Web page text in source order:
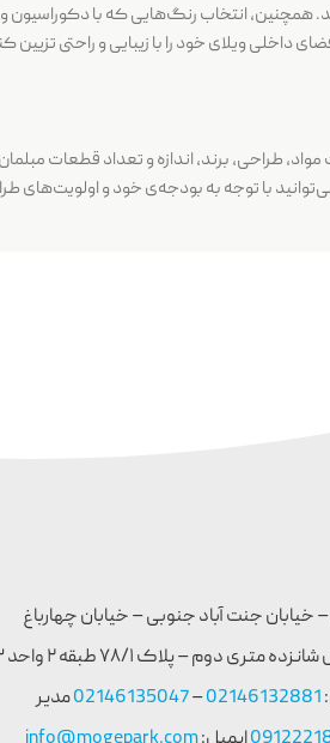
همچنین، انتخاب رنگ‌هایی که با دکوراسیون
داخلی ویلای خود را با زیبایی و راحتی تزیین
طراحی، برند، اندازه و تعداد قطعات
می‌توانید با توجه به بودجه‌ی خود و
خیابان جنت آباد جنوبی – خیابان چهارباغ
شرقی – نبش
02146132881
–
02146135047مدیر